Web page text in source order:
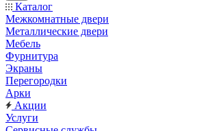
Каталог
Межкомнатные двери
Металлические двери
Мебель
Фурнитура
Экраны
Перегородки
Арки
Акции
Услуги